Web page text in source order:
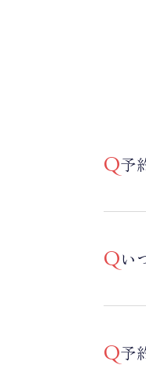
予
い
予